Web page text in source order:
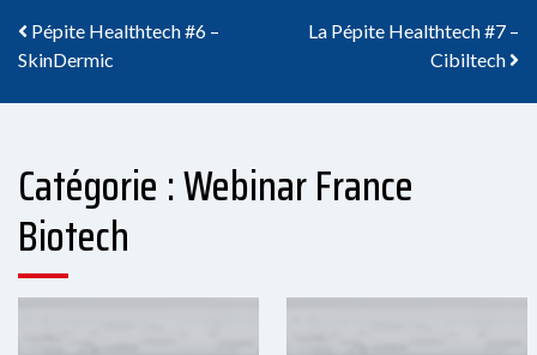
Navigation des articles
Pépite Healthtech #6 –
SkinDermic
La Pépite Healthtech #7 –
Cibiltech
Catégorie : Webinar France
Biotech